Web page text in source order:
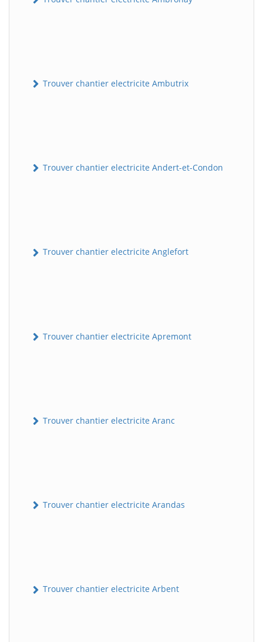
Trouver chantier electricite Ambutrix
Trouver chantier electricite Andert-et-Condon
Trouver chantier electricite Anglefort
Trouver chantier electricite Apremont
Trouver chantier electricite Aranc
Trouver chantier electricite Arandas
Trouver chantier electricite Arbent